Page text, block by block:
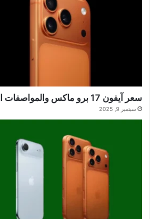
سعر آيفون 17 برو ماكس والمواصفات الرسمية
سبتمبر 9, 2025